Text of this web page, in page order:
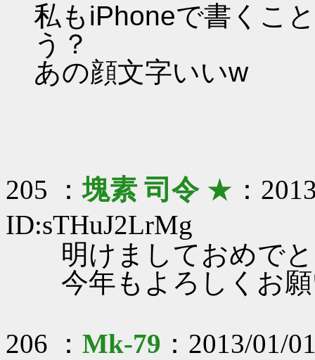
私もiPhoneで書くこ
う？
あの顔文字いいw
205 ：塊素 司令★ ：
ID:sTHuJ2LrMg
明けましておめで
今年もよろしくお
206 ： Mk-79 ：2013/01/